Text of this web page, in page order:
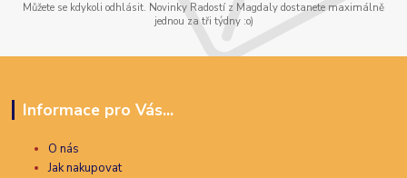
Můžete se kdykoli odhlásit. Novinky Radostí z Magdaly dostanete maximálně
jednou za tři týdny :o)
Informace pro Vás...
O nás
Jak nakupovat